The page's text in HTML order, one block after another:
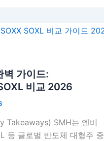
벽 가이드:
비교 2026
Takeaways) SMH는 엔비
등 글로벌 반도체 대형주 중